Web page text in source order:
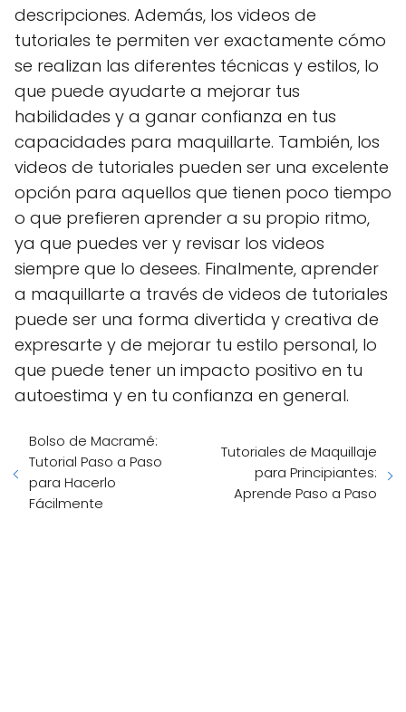
descripciones. Además, los videos de
tutoriales te permiten ver exactamente cómo
se realizan las diferentes técnicas y estilos, lo
que puede ayudarte a mejorar tus
habilidades y a ganar confianza en tus
capacidades para maquillarte. También, los
videos de tutoriales pueden ser una excelente
opción para aquellos que tienen poco tiempo
o que prefieren aprender a su propio ritmo,
ya que puedes ver y revisar los videos
siempre que lo desees. Finalmente, aprender
a maquillarte a través de videos de tutoriales
puede ser una forma divertida y creativa de
expresarte y de mejorar tu estilo personal, lo
que puede tener un impacto positivo en tu
autoestima y en tu confianza en general.
Bolso de Macramé:
Tutorial Paso a Paso
para Hacerlo
Fácilmente
Tutoriales de Maquillaje
para Principiantes:
Aprende Paso a Paso